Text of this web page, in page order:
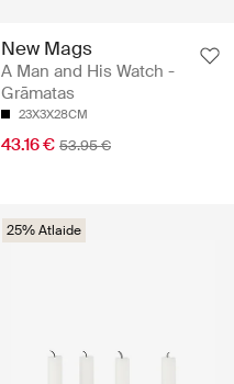
New Mags
A Man and His Watch -
Grāmatas
23X3X28CM
43.16 € 53.95 €
25% Atlaide